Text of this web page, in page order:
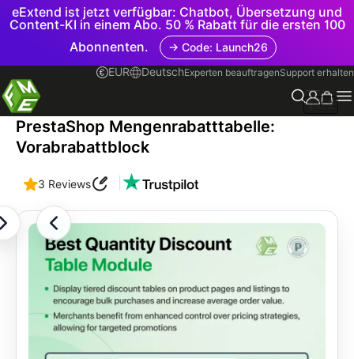
eExtend ist jetzt verfügbar: Chatbot, Übersetzung und
Content-KI in einem Abo. 50 % Rabatt für die ersten 100
Abonnenten.
→ Code: Launch26
EUR
DeutschExperten beauftragenSupport erhalten
2.0.2
PrestaShop Mengenrabatttabelle:
Vorabrabattblock
3 Reviews